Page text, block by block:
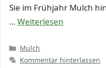
Sie im Frühjahr Mulch
…Weiterlesen
Kategorien
Mulch
Kommentar hinterlassen